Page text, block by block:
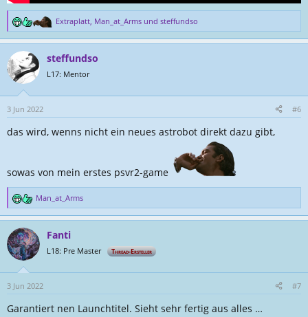
R
e
k
t
i
o
n
e
n
Extraplatt Man_at_Arms und steffundso
steffundso
L17: Mentor
3 Jun 2022 #6
das wird, wenns nicht ein neues astrobot direkt dazu gibt,
sowas von mein erstes psvr2-game
R
e
k
t
i
o
n
n
Man_at_Arms
Fanti
L18: Pre Master Thread-Ersteller
3 Jun 2022 #7
Garantiert nen Launchtitel. Sieht sehr fertig aus alles …